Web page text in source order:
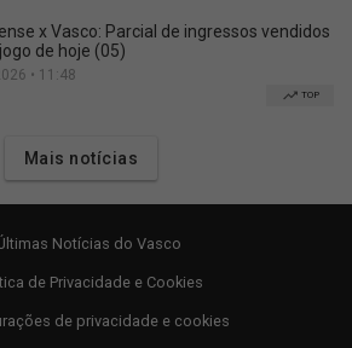
x Vasco: Parcial de ingressos vendidos
de hoje (05)
• 11:48
TOP
Mais notícias
Notícias do Vasco
de Privacidade e Cookies
de privacidade e cookies